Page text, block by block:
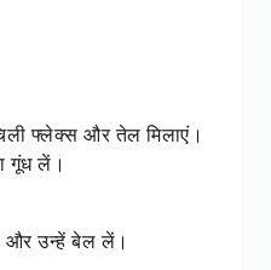
फ्लेक्स और तेल मिलाएं।
गूंध लें।
और उन्हें बेल लें।